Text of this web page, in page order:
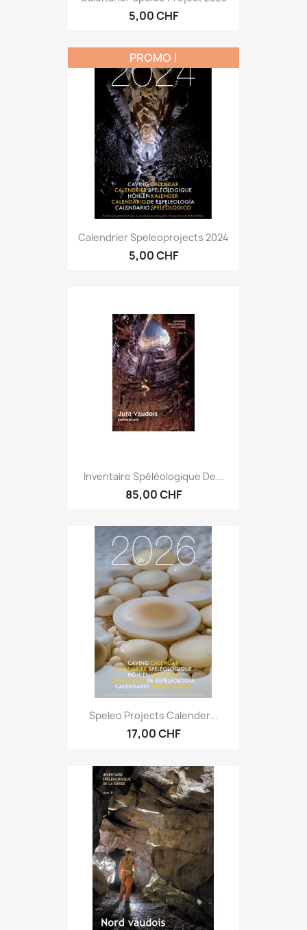
5,00 CHF
Calendrier Speleoprojects 2024
5,00 CHF
PROMO !
Inventaire Spéléologique De...
85,00 CHF
Speleo Projects Calender...
17,00 CHF